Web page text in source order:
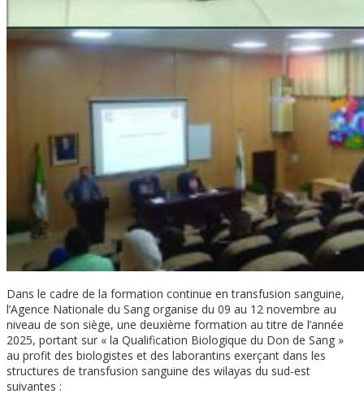
Dans le cadre de la formation continue en transfusion sanguine,
l’Agence Nationale du Sang organise du 09 au 12 novembre au
niveau de son siège, une deuxième formation au titre de l’année
2025, portant sur « la Qualification Biologique du Don de Sang »
au profit des biologistes et des laborantins exerçant dans les
structures de transfusion sanguine des wilayas du sud-est
suivantes :